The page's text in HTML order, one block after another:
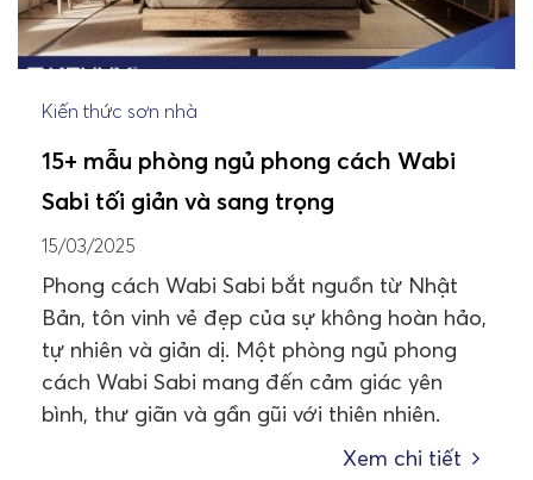
Kiến thức sơn nhà
15+ mẫu phòng ngủ phong cách Wabi
Sabi tối giản và sang trọng
15/03/2025
Phong cách Wabi Sabi bắt nguồn từ Nhật
Bản, tôn vinh vẻ đẹp của sự không hoàn hảo,
tự nhiên và giản dị. Một phòng ngủ phong
cách Wabi Sabi mang đến cảm giác yên
bình, thư giãn và gần gũi với thiên nhiên.
Xem chi tiết